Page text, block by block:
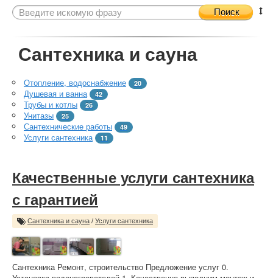
Поиск
Сантехника и сауна
Отопление, водоснабжение 20
Душевая и ванна 42
Трубы и котлы 26
Унитазы 25
Сантехнические работы 49
Услуги сантехника 11
Качественные услуги сантехника
с гарантией
Сантехника и сауна / Услуги сантехника
Сантехника Ремонт, строительство Предложение услуг 0.